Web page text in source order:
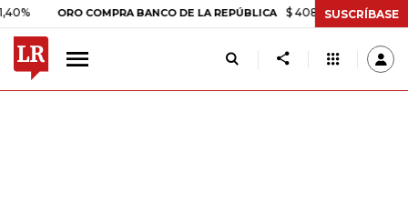
ORO COMPRA BANCO DE LA REPÚBLICA $ 408.498,97 +$ 8.753,81
SUSCRÍBASE